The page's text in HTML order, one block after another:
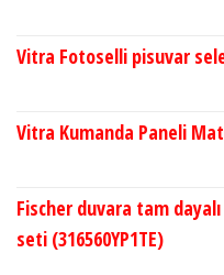
Vitra Fotoselli pisuvar
Vitra Kumanda Paneli
Fischer duvara tam
seti (316560YP1TE)